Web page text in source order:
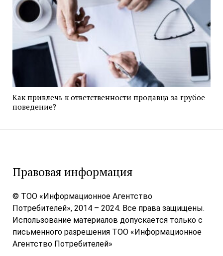
Как привлечь к ответственности продавца за грубое
поведение?
Правовая информация
© ТОО «Информационное Агентство
Потребителей», 2014 – 2024. Все права защищены.
Использование материалов допускается только с
письменного разрешения ТОО «Информационное
Агентство Потребителей»